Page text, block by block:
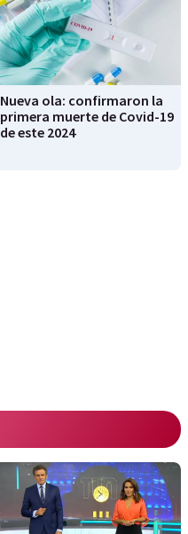
Nueva ola: confirmaron la
primera muerte de Covid-19
de este 2024